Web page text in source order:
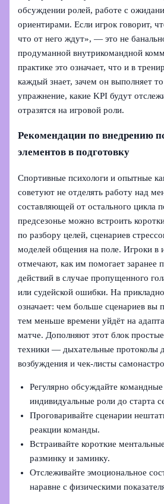
обсуждении ролей, работе с
ориентирами. Если игрок говорит,
что от него ждут», — это не
продуманной внутрикомандной
практике это означает, что и в
каждый знает, зачем он выполняет
упражнение, какие KPI будут
отразятся на игровой роли.
Рекомендации по внедрению
элементов в подготовку
Спортивные психологи и опытные
советуют не отделять работу над
составляющей от остального цикла
предсезонье можно встроить
по разбору целей, сценариев
моделей общения на поле. Игроки в
отмечают, как им помогает заранее
действий в случае пропущенного
или судейской ошибки. На
означает: чем больше сценариев вы
тем меньше времени уйдёт на
матче. Дополняют этот блок
техники — дыхательные протоколы
возбуждения и чек-листы
Регулярно обсуждайте
индивидуальные роли до старта
Проговаривайте сценарии
реакции команды.
Встраивайте короткие
разминку и заминку.
Отслеживайте эмоциональное
наравне с физическими